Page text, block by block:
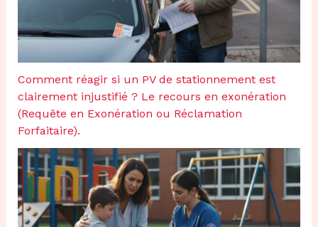
Comment réagir si un PV de stationnement est
clairement injustifié ? Le recours en exonération
(Requête en Exonération ou Réclamation
Forfaitaire).